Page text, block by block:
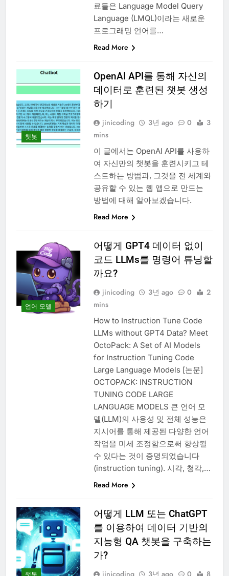
료들은 Language Model Query
Language (LMQL)이라는 새로운
프로그래밍 언어를…
Read More
챗봇
OpenAI API를 통해 자신의
데이터로 훈련된 챗봇 생성
하기
jinicoding 3년 ago 0
3
mins
이 글에서는 OpenAI API를 사용하
여 자신만의 챗봇을 훈련시키고 테
스트하는 방법과, 그것을 전 세계와
공유할 수 있는 웹 앱으로 만드는
방법에 대해 알아보겠습니다.
Read More
언어 모델
어떻게 GPT4 데이터 없이
코드 LLMs를 명령어 튜닝할
까요?
jinicoding 3년 ago 0
2
mins
How to Instruction Tune Code
LLMs without GPT4 Data? Meet
OctoPack: A Set of AI Models
for Instruction Tuning Code
Large Language Models [논문]
OCTOPACK: INSTRUCTION
TUNING CODE LARGE
LANGUAGE MODELS 큰 언어 모
델(LLM)의 사용성 및 전체 성능은
지시어를 통해 제공된 다양한 언어
작업을 미세 조정함으로써 향상될
수 있다는 것이 증명되었습니다
(instruction tuning). 시각, 청각,…
Read More
어떻게 LLM 또는 ChatGPT
를 이용하여 데이터 기반의
지능형 QA 챗봇을 구축하는
가?
jinicoding 3년 ago 0 8